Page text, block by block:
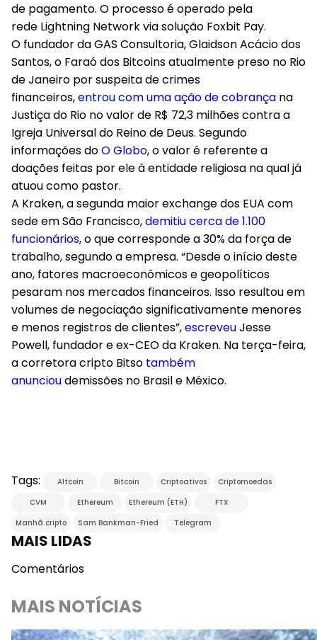
de pagamento. O processo é operado pela
rede Lightning Network via solução Foxbit Pay.
O fundador da GAS Consultoria, Glaidson Acácio dos
Santos, o Faraó dos Bitcoins atualmente preso no Rio
de Janeiro por suspeita de crimes
financeiros,entrou com uma ação de cobrança na
Justiça do Rio no valor de R$ 72,3 milhões contra a
Igreja Universal do Reino de Deus. Segundo
informações doO Globo, o valor é referente a
doações feitas por ele à entidade religiosa na qual já
atuou como pastor.
A Kraken, a segunda maior exchange dos EUA com
sede em São Francisco,demitiu cerca de 1.100
funcionários,o que corresponde a 30% da força de
trabalho, segundo a empresa. “Desde o início deste
ano, fatores macroeconômicos e geopolíticos
pesaram nos mercados financeiros. Isso resultou em
volumes de negociação significativamente menores
e menos registros de clientes”,escreveuJesse
Powell, fundador e ex-CEO da Kraken. Na terça-feira,
a corretora cripto Bitso também
anuncioudemissões no Brasil e México.
Tags: Altcoin Bitcoin Criptoativos
Criptomoedas
CVM
Ethereum Ethereum (ETH)
FTX
Manhã cripto
Sam Bankman-Fried Telegram
MAIS LIDAS
Comentários
MAIS NOTÍCIAS